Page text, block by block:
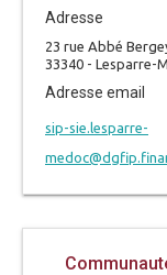
Adresse
23 rue Abbé
33340 - Lesparre-
Adresse email
sip-sie.lesparre-